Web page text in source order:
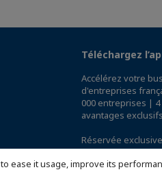
ease it usage, improve its
Téléchargez
Accélérez votre
d'entreprises
000 entreprises |
avantages exclusifs
Réservée
à l'International,